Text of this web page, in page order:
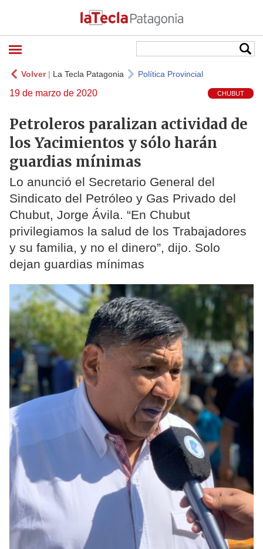
Volver| La Tecla Patagonia Política Provincial
19 de marzo de 2020 CHUBUT
Petroleros paralizan actividad de
los Yacimientos y sólo harán
guardias mínimas
Lo anunció el Secretario General del
Sindicato del Petróleo y Gas Privado del
Chubut, Jorge Ávila. “En Chubut
privilegiamos la salud de los Trabajadores
y su familia, y no el dinero”, dijo. Solo
dejan guardias mínimas